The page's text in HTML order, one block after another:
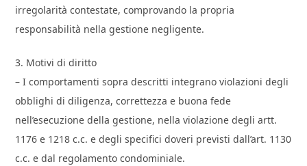
irregolarità contestate, comprovando la propria
responsabilità nella gestione negligente.
3. Motivi di diritto
– I comportamenti sopra descritti integrano violazioni degli
obblighi di diligenza, correttezza e buona fede
nell’esecuzione della gestione, nella violazione degli artt.
1176 e 1218 c.c. e degli specifici doveri previsti dall’art. 1130
c.c. e dal regolamento condominiale.